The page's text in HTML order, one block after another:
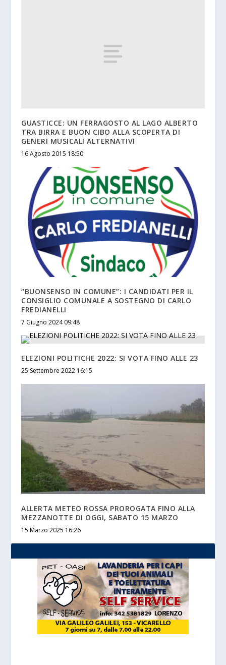
GUASTICCE: UN FERRAGOSTO AL LAGO ALBERTO
TRA BIRRA E BUON CIBO ALLA SCOPERTA DI
GENERI MUSICALI ALTERNATIVI
16 Agosto 2015 18:50
“BUONSENSO IN COMUNE”: I CANDIDATI PER IL
CONSIGLIO COMUNALE A SOSTEGNO DI CARLO
FREDIANELLI
7 Giugno 2024 09:48
ELEZIONI POLITICHE 2022: SI VOTA FINO ALLE 23
25 Settembre 2022 16:15
ALLERTA METEO ROSSA PROROGATA FINO ALLA
MEZZANOTTE DI OGGI, SABATO 15 MARZO
15 Marzo 2025 16:26